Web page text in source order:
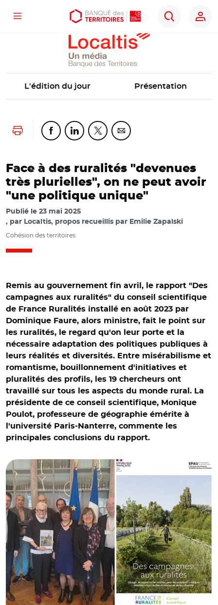
Aller
Aller
Ouvrir
d'accessibilité
Menu
Rechercher
Localtis
L'édition du jour Présentation
Lancer l'impressionPartager cette page sur Facebook
Partager cette page sur Linkedin
Partager cette page sur Twitter
Partager cette page sur
Face à des ruralités "devenues
très plurielles", on ne peut avoir
"une politique unique"
Publié le 23 mai 2025
par Localtis, propos recueillis par Emilie Zapalski
Cohésion des territoires
Remis au gouvernement fin avril, le rapport "Des
campagnes aux ruralités" du conseil scientifique
de France Ruralités installé en août 2023 par
Dominique Faure, alors ministre, fait le point sur
les ruralités, le regard qu'on leur porte et la
nécessaire adaptation des politiques publiques à
leurs réalités et diversités. Entre misérabilisme et
romantisme, bouillonnement d'initiatives et
pluralités des profils, les 19 chercheurs ont
travaillé sur tous les aspects du monde rural. La
présidente de ce conseil scientifique, Monique
Poulot, professeure de géographie émérite à
l'université Paris-Nanterre, commente les
principales conclusions du rapport.
© Xavier Desjardins et EPAU/ Remise du rapport du
conseil scientifique de France Ruralités présidé par